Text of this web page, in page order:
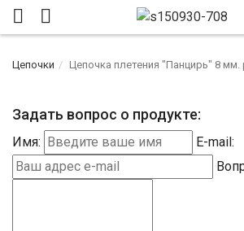
Цепочки Цепочка плетения "Панцирь" 8
Задать вопрос о продукте:
Имя:
E-mail: